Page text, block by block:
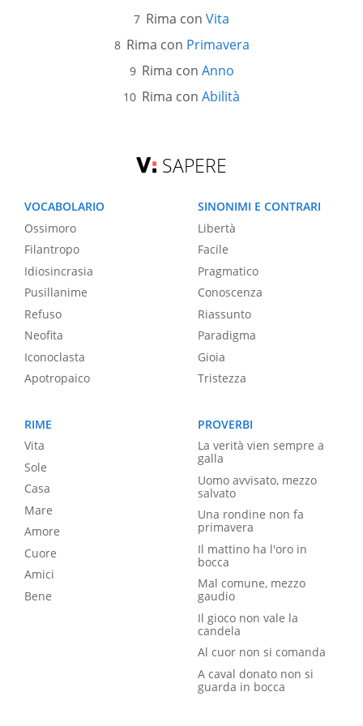
Rima con Vita
Rima con Primavera
Rima con Anno
Rima con Abilità
SAPERE
VOCABOLARIO
Ossimoro
Filantropo
Idiosincrasia
Pusillanime
Refuso
Neofita
Iconoclasta
Apotropaico
SINONIMI E CONTRARI
Libertà
Facile
Pragmatico
Conoscenza
Riassunto
Paradigma
Gioia
Tristezza
RIME
Vita
Sole
Casa
Mare
Amore
Cuore
Amici
Bene
PROVERBI
La verità vien sempre a
galla
Uomo avvisato, mezzo
salvato
Una rondine non fa
primavera
Il mattino ha l'oro in
bocca
Mal comune, mezzo
gaudio
Il gioco non vale la
candela
Al cuor non si comanda
A caval donato non si
guarda in bocca